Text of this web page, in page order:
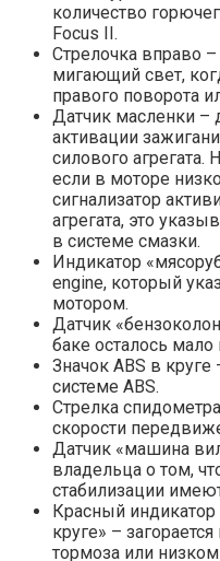
количество
Focus II.
Стрелочка вправо
мигающий свет,
правого поворота
Датчик масленки –
активации
силового агрегата.
если в моторе
сигнализатор
агрегата, это
в системе смазки.
Индикатор
engine, который
мотором.
Датчик
баке осталось мало
Значок ABS в
системе ABS.
Стрелка
скорости
Датчик «машина
владельца о том,
стабилизации
Красный
круге» –
тормоза или